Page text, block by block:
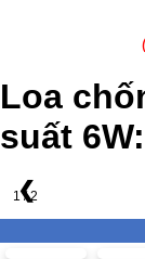
Loa
suất
1 / 2
❮